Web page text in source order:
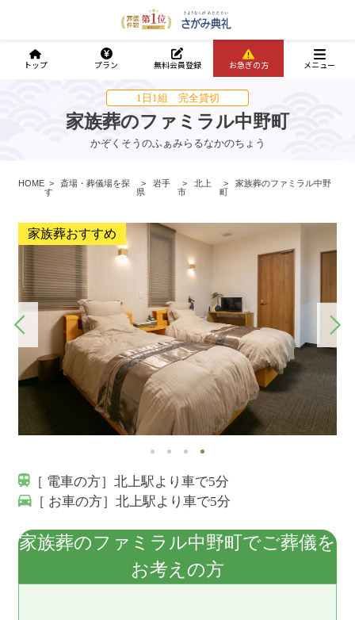
1日1組 完全貸切
家族葬のファミラル中野町
かぞくそうのふぁみらるなかのちょう
HOME
斎場・葬儀場を探
す
岩手
県
北上
市
家族葬のファミラル中野
町
家族葬おすすめ
［ 電車の方］北上駅より車で5分
［ お車の方］北上駅より車で5分
家族葬のファミラル中野町でご葬儀を
お考えの方
トップ プラン 無料会員登録 お急ぎの方 メニュー